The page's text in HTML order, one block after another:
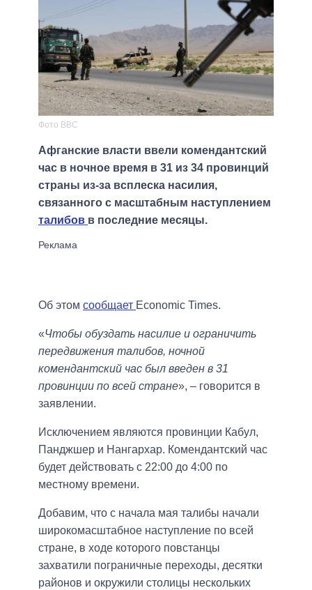
Фото BBC
Афганские власти ввели комендантский
час в ночное время в 31 из 34 провинций
страны из-за всплеска насилия,
связанного с масштабным наступлением
талибов в последние месяцы.
Об этом сообщает Economic Times.
«Чтобы обуздать насилие и ограничить
передвижения талибов, ночной
комендантский час был введен в 31
провинции по всей стране», – говорится в
заявлении.
Исключением являются провинции Кабул,
Панджшер и Нангархар. Комендантский час
будет действовать с 22:00 до 4:00 по
местному времени.
Добавим, что с начала мая талибы начали
широкомасштабное наступление по всей
стране, в ходе которого повстанцы
захватили пограничные переходы, десятки
районов и окружили столицы нескольких